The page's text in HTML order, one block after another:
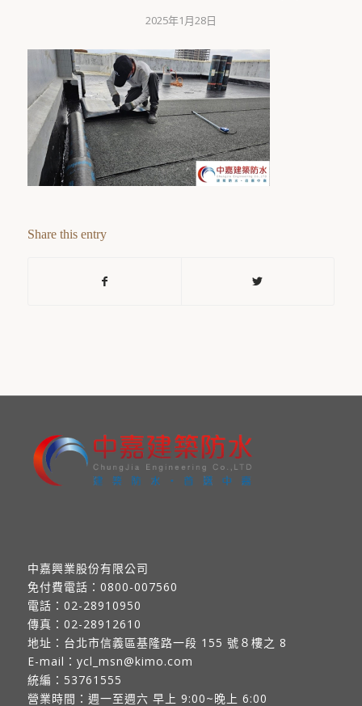
2025年1月28日
Share this entry
中嘉興業股份有限公司
免付費電話： 0800-007560
電話： 02-28910950
傳真： 02-28912610
地址： 台北市信義區基隆路一段 155 號８樓之 8
E-mail： ycl_msn@kimo.com
統編：53761555
營業時間：週一至週六 早上 9:00~晚上 6:00